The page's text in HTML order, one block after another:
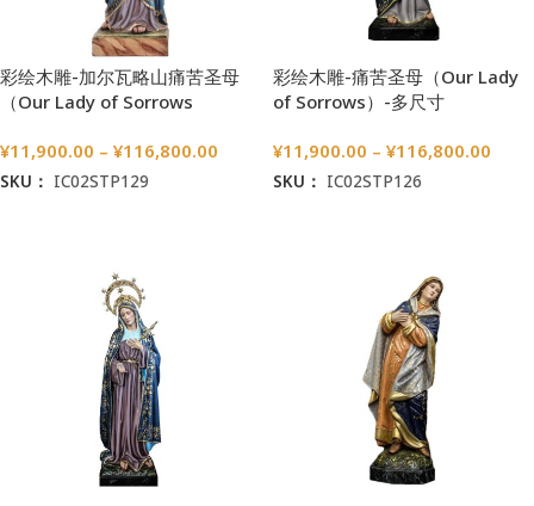
彩绘木雕-加尔瓦略山痛苦圣母
（Our Lady of Sorrows
¥11,900.00 – ¥116,800.00
SKU： IC02STP129
彩绘木雕-痛苦圣母（Our Lady
of Sorrows）-多尺寸
¥11,900.00 – ¥116,800.00
SKU： IC02STP126